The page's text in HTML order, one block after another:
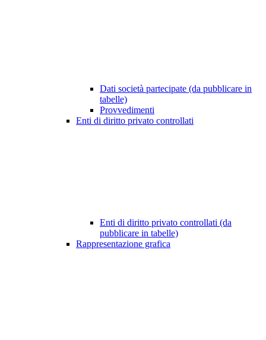
Dati società partecipate (da pubblicare in
tabelle)
Provvedimenti
Enti di diritto privato controllati
Enti di diritto privato controllati (da
pubblicare in tabelle)
Rappresentazione grafica